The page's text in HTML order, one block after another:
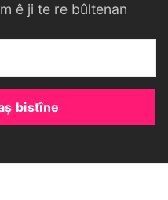
ê ji te re bûltenan
bistîne